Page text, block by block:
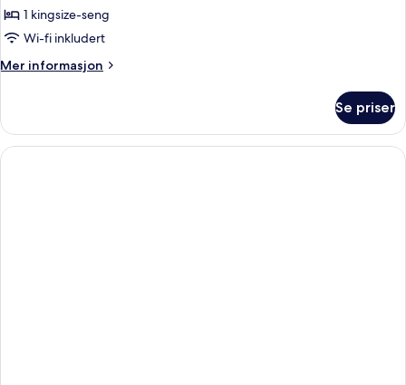
1 kingsize-seng
Wi-fi inkludert
Mer informasjon
Mer
Double
Room
Se priser